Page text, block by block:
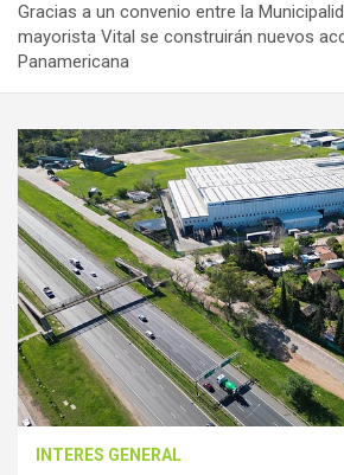
Gracias a un convenio entre la
mayorista Vital se construirán nuevos
Panamericana
INTERES GENERAL